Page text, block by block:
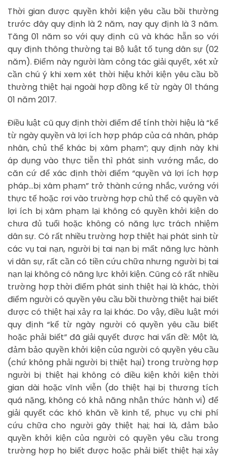
Thời gian được quyền khởi kiện yêu cầu bồi thường
trước đây quy định là 2 năm, nay quy định là 3 năm.
Tăng 01 năm so với quy định cũ và khác hẵn so với
quy định thông thường tại Bộ luật tố tụng dân sự (02
năm). Điểm này người làm công tác giải quyết, xét xử
cần chú ý khi xem xét thời hiệu khởi kiện yêu cầu bồ
thường thiệt hại ngoài hợp đồng kể từ ngày 01 tháng
01 năm 2017.
Điều luật cũ quy định thời điểm để tính thời hiệu là “kể
từ ngày quyền và lợi ích hợp pháp của cá nhân, pháp
nhân, chủ thể khác bị xâm phạm”; quy định này khi
áp dụng vào thực tiễn thì phát sinh vướng mắc, do
căn cứ để xác định thời điểm “quyền và lợi ích hợp
pháp…bị xâm phạm” trở thành cứng nhắc, vướng với
thực tế hoặc rơi vào trường hợp chủ thể có quyền và
lợi ích bị xâm phạm lại không có quyền khởi kiện do
chưa đủ tuổi hoặc không có năng lực trách nhiệm
dân sự. Có rất nhiều trường hợp thiệt hại phát sinh từ
các vụ tai nạn, người bị tai nạn bị mất năng lực hành
vi dân sự, rất cần có tiền cứu chữa nhưng người bị tai
nạn lại không có năng lực khởi kiện. Cũng có rất nhiều
trường hợp thời điểm phát sinh thiệt hại là khác, thời
điểm người có quyền yêu cầu bồi thường thiệt hại biết
được có thiệt hại xảy ra lại khác. Do vậy, điều luật mới
quy định “kể từ ngày người có quyền yêu cầu biết
hoặc phải biết” đã giải quyết được hai vấn đề: Một là,
đảm bảo quyền khởi kiện của người có quyền yêu cầu
(chứ không phải người bị thiệt hại) trong trường hợp
người bị thiệt hại không có điều kiện khởi kiện thời
gian dài hoặc vĩnh viễn (do thiệt hại bị thương tích
quá nặng, không có khả năng nhận thức hành vi) để
giải quyết các khó khăn về kinh tế, phục vụ chi phí
cứu chữa cho người gây thiệt hại; hai là, đảm bảo
quyền khởi kiện của người có quyền yêu cầu trong
trường hợp họ biết được hoặc phải biết thiệt hại xảy